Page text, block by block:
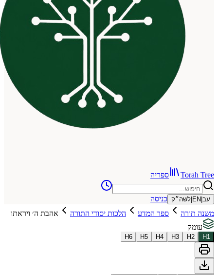
ספריה
כניסה
ספר המדע הלכות יסודי התורה
אהבת ה׳ ויראתו
H3
H4
H5
H6